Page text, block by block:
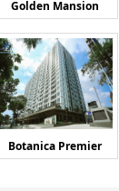
Golden Mansion
Botanica Premier